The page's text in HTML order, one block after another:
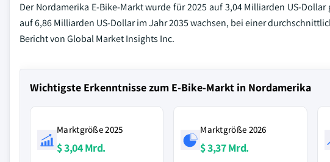
Der Nordamerika E-Bike-Markt wurde für 2025 auf 3,04 Milliarden US-
auf 6,86 Milliarden US-Dollar im Jahr 2035 wachsen, bei einer
Bericht von Global Market Insights Inc.
Wichtigste Erkenntnisse zum E-Bike-Markt in Nordamerika
Marktgröße 2025
$ 3,04 Mrd.
Marktgröße 2026
$ 3,37 Mrd.